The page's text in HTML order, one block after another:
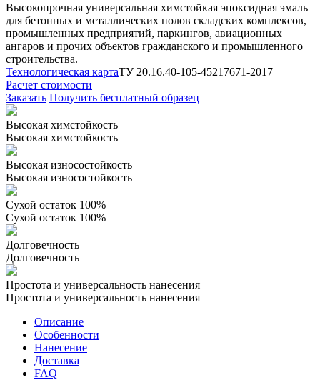
Высокопрочная универсальная химстойкая эпоксидная эмаль
для бетонных и металлических полов складских комплексов,
промышленных предприятий, паркингов, авиационных
ангаров и прочих объектов гражданского и промышленного
строительства.
Технологическая картаТУ 20.16.40-105-45217671-2017
Расчет стоимости
Заказать Получить бесплатный образец
Высокая химстойкость
Высокая химстойкость
Высокая износостойкость
Высокая износостойкость
Сухой остаток 100%
Сухой остаток 100%
Долговечность
Долговечность
Простота и универсальность нанесения
Простота и универсальность нанесения
Описание
Особенности
Нанесение
Доставка
FAQ